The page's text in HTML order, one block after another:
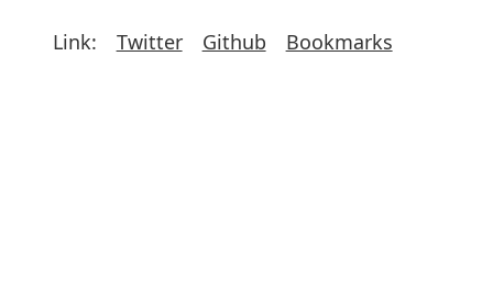
Link: Twitter Github Bookmarks